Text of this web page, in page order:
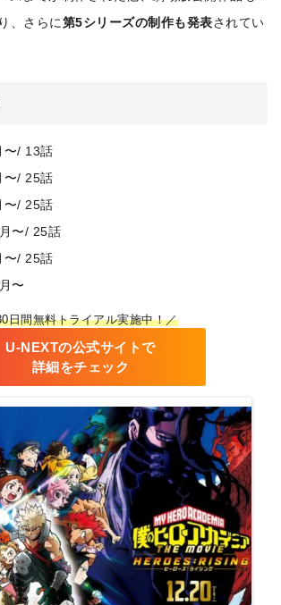
、さらに第5シリーズの制作も発表されてい
〜/ 13話
〜/ 25話
〜/ 25話
〜/ 25話
〜/ 25話
〜
日間無料トライアル実施中！／
U-NEXTの公式サイトで
詳細をチェック